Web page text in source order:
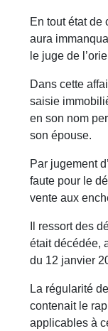
En tout état de
aura
le juge de
Dans cette
saisie
en son nom
son épouse.
Par jugement
faute pour le
vente aux
Il ressort des
était décédée,
du 12 janvier
La régularité
contenait le
applicables à